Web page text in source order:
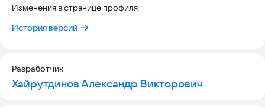
Создавайте свои уникальные и вкусные рецепты!
Изменения в странице профиля
История версий
Разработчик
Хайрутдинов Александр Викторович